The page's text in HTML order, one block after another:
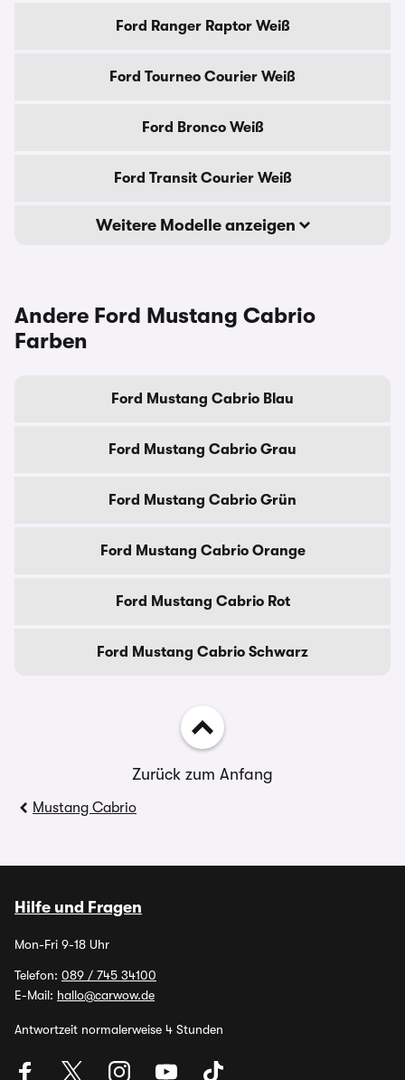
Ford Ranger Raptor Weiß
Ford Tourneo Courier Weiß
Ford Bronco Weiß
Ford Transit Courier Weiß
Weitere Modelle anzeigen
Andere Ford Mustang Cabrio
Farben
Ford Mustang Cabrio Blau
Ford Mustang Cabrio Grau
Ford Mustang Cabrio Grün
Ford Mustang Cabrio Orange
Ford Mustang Cabrio Rot
Ford Mustang Cabrio Schwarz
Zurück zum Anfang
Mustang Cabrio
Hilfe und Fragen
Mon-Fri 9-18 Uhr
Telefon: 089 / 745 34100
E-Mail: hallo@carwow.de
Antwortzeit normalerweise 4 Stunden